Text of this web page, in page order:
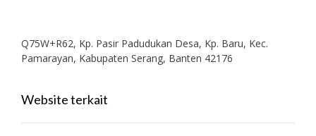
Q75W+R62, Kp. Pasir Padudukan Desa, Kp. Baru, Kec.
Pamarayan, Kabupaten Serang, Banten 42176
Website terkait